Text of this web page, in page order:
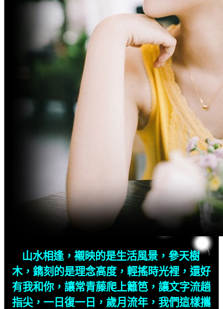
山水相逢，襯映的是生活風景，參天樹
木，鐫刻的是理念高度，輕搖時光裡，還好
有我和你，讓常青藤爬上籬笆，讓文字流趟
指尖，一日復一日，歲月流年，我們這樣攜